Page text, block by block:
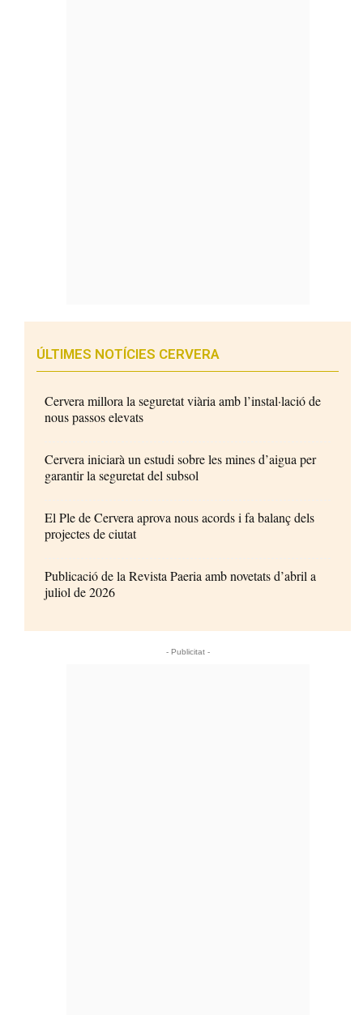
ÚLTIMES NOTÍCIES CERVERA
Cervera millora la seguretat viària amb l’instal·lació de
nous passos elevats
Cervera iniciarà un estudi sobre les mines d’aigua per
garantir la seguretat del subsol
El Ple de Cervera aprova nous acords i fa balanç dels
projectes de ciutat
Publicació de la Revista Paeria amb novetats d’abril a
juliol de 2026
- Publicitat -